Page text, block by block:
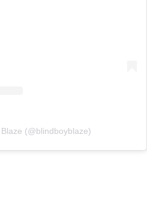
(@blindboyblaze)